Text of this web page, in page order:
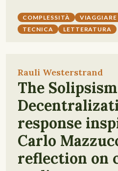
COMPLESSITÀ VIAGGIARE
TECNICA
LETTERATURA
Rauli Westerstrand
The
response
Carlo
reflection on